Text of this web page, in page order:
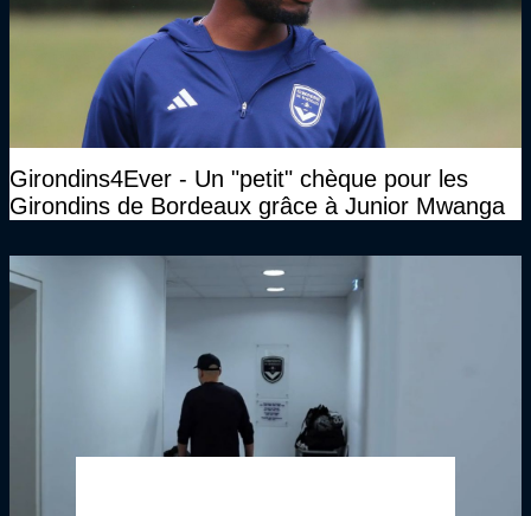
Girondins4Ever - Un "petit" chèque pour les
Girondins de Bordeaux grâce à Junior Mwanga